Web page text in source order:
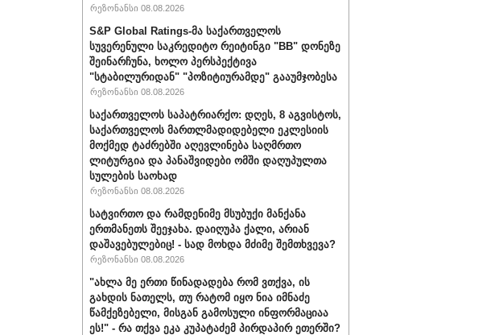
რეზონანსი 08.08.2026
S&P Global Ratings-მა საქართველოს
სუვერენული საკრედიტო რეიტინგი "BB" დონეზე
შეინარჩუნა, ხოლო პერსპექტივა
"სტაბილურიდან" "პოზიტიურამდე" გააუმჯობესა
რეზონანსი 08.08.2026
საქართველოს საპატრიარქო: დღეს, 8 აგვისტოს,
საქართველოს მართლმადიდებელი ეკლესიის
მოქმედ ტაძრებში აღევლინება საღმრთო
ლიტურგია და პანაშვიდები ომში დაღუპულთა
სულების საოხად
რეზონანსი 08.08.2026
სატვირთო და რამდენიმე მსუბუქი მანქანა
ერთმანეთს შეეჯახა. დაიღუპა ქალი, არიან
დაშავებულებიც! - სად მოხდა მძიმე შემთხვევა?
რეზონანსი 08.08.2026
"ახლა მე ერთი წინადადება რომ ვთქვა, ის
გახდის ნათელს, თუ რატომ იყო ნია იმნაძე
წამქეზებელი, მისგან გამოსული ინფორმაციაა
ეს!" - რა თქვა ეკა კუპატაძემ პირდაპირ ეთერში?